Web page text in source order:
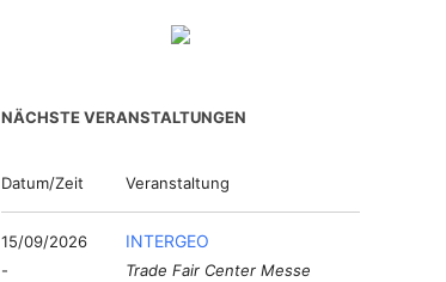
NÄCHSTE VERANSTALTUNGEN
Datum/Zeit Veranstaltung
15/09/2026
-
INTERGEO
Trade Fair Center Messe